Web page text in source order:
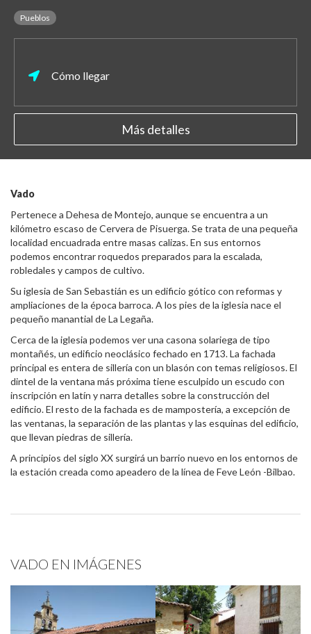
Pueblos
Cómo llegar
Más detalles
Vado
Pertenece a Dehesa de Montejo, aunque se encuentra a un
kilómetro escaso de Cervera de Pisuerga. Se trata de una pequeña
localidad encuadrada entre masas calizas. En sus entornos
podemos encontrar roquedos preparados para la escalada,
robledales y campos de cultivo.
Su iglesia de San Sebastián es un edificio gótico con reformas y
ampliaciones de la época barroca. A los pies de la iglesia nace el
pequeño manantial de La Legaña.
Cerca de la iglesia podemos ver una casona solariega de tipo
montañés, un edificio neoclásico fechado en 1713. La fachada
principal es entera de sillería con un blasón con temas religiosos. El
dintel de la ventana más próxima tiene esculpido un escudo con
inscripción en latín y narra detalles sobre la construcción del
edificio. El resto de la fachada es de mampostería, a excepción de
las ventanas, la separación de las plantas y las esquinas del edificio,
que llevan piedras de sillería.
A principios del siglo XX surgirá un barrio nuevo en los entornos de
la estación creada como apeadero de la línea de Feve León -Bilbao.
VADO EN IMÁGENES